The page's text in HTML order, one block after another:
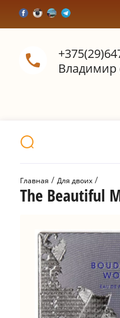
Владимир
Главная / Для двоих /
The Beautiful